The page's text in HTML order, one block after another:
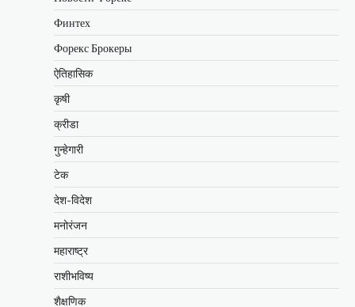
Финтех
Форекс Брокеры
ऐतिहासिक
कृषी
क्रीडा
गुन्हेगारी
टेक
देश-विदेश
मनोरंजन
महाराष्ट्र
राशीभविष्य
शैक्षणिक